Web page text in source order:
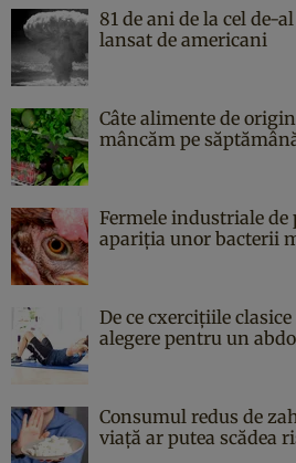
81 de ani de la cel de-
lansat de americani
Câte alimente de
mâncăm pe
Fermele industriale de
apariția unor bacterii
De ce cxercițiile
alegere pentru un
Consumul redus de
viață ar putea scădea